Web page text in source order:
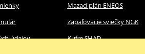
údajov
Mazací plán ENEOS
Zapaľovacie sviečky NGK
Kufre SHAD